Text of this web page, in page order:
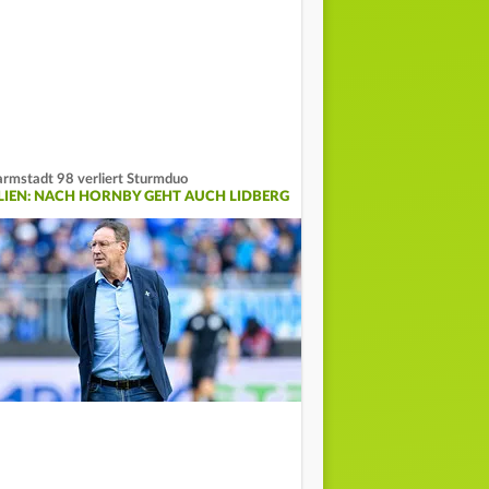
98 verliert Sturmduo
NACH HORNBY GEHT AUCH LIDBERG